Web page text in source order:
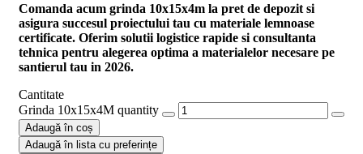
Comanda acum grinda 10x15x4m la pret de depozit si
asigura succesul proiectului tau cu materiale lemnoase
certificate. Oferim solutii logistice rapide si consultanta
tehnica pentru alegerea optima a materialelor necesare pe
santierul tau in 2026.
Cantitate
Grinda 10x15x4M quantity
Adaugă în coș
Adaugă în lista cu preferințe